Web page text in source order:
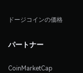
ドージコインの価格
パートナー
CoinMarketCap